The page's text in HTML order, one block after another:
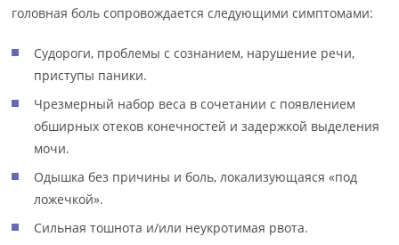
головная боль сопровождается следующими симптомами:
Судороги, проблемы с сознанием, нарушение речи,
приступы паники.
Чрезмерный набор веса в сочетании с появлением
обширных отеков конечностей и задержкой выделения
мочи.
Одышка без причины и боль, локализующаяся «под
ложечкой».
Сильная тошнота и/или неукротимая рвота.